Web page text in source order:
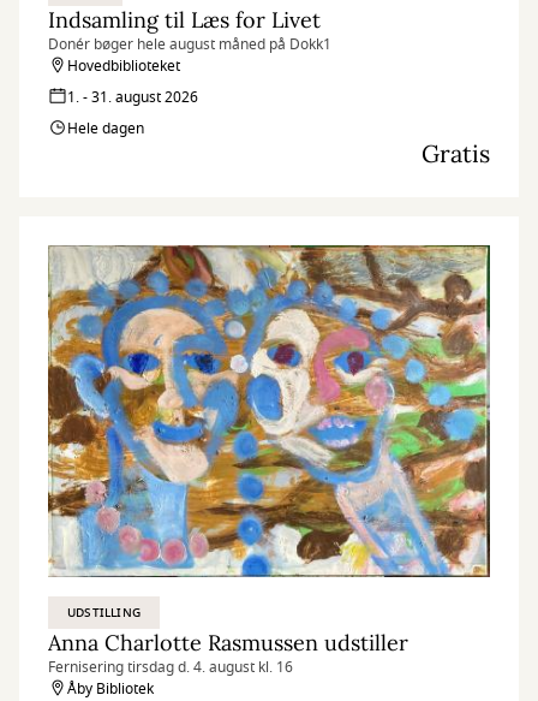
Indsamling til Læs for Livet
Donér bøger hele august måned på Dokk1
Hovedbiblioteket
1. - 31. august 2026
Hele dagen
Gratis
UDSTILLING
Anna Charlotte Rasmussen udstiller
Fernisering tirsdag d. 4. august kl. 16
Åby Bibliotek